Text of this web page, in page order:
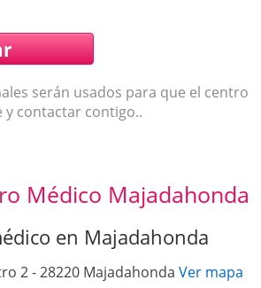
serán usados para que el centro
contactar contigo..
Médico Majadahonda
en Majadahonda
2-28220 Majadahonda Ver mapa